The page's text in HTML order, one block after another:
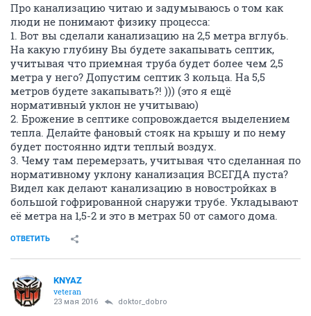
Про канализацию читаю и задумываюсь о том как
люди не понимают физику процесса:
1. Вот вы сделали канализацию на 2,5 метра вглубь.
На какую глубину Вы будете закапывать септик,
учитывая что приемная труба будет более чем 2,5
метра у него? Допустим септик 3 кольца. На 5,5
метров будете закапывать?! ))) (это я ещё
нормативный уклон не учитываю)
2. Брожение в септике сопровождается выделением
тепла. Делайте фановый стояк на крышу и по нему
будет постоянно идти теплый воздух.
3. Чему там перемерзать, учитывая что сделанная по
нормативному уклону канализация ВСЕГДА пуста?
Видел как делают канализацию в новостройках в
большой гофрированной снаружи трубе. Укладывают
её метра на 1,5-2 и это в метрах 50 от самого дома.
ОТВЕТИТЬ
KNYAZ
veteran
23 мая 2016 doktor_dobro